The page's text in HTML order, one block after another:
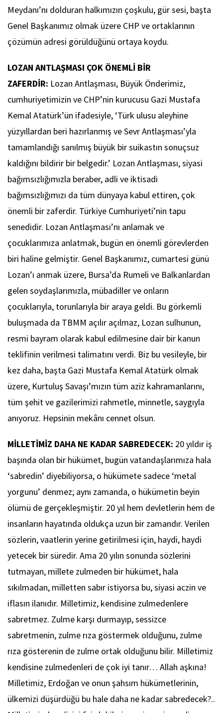
Meydanı’nı dolduran halkımızın çoşkulu, gür sesi, başta
Genel Başkanımız olmak üzere CHP ve ortaklarının
çözümün adresi görüldüğünü ortaya koydu.
LOZAN ANTLAŞMASI ÇOK ÖNEMLİ BİR
ZAFERDİR: Lozan Antlaşması, Büyük Önderimiz,
cumhuriyetimizin ve CHP’nin kurucusu Gazi Mustafa
Kemal Atatürk’ün ifadesiyle, ‘Türk ulusu aleyhine
yüzyıllardan beri hazırlanmış ve Sevr Antlaşması’yla
tamamlandığı sanılmış büyük bir suikastın sonuçsuz
kaldığını bildirir bir belgedir.’ Lozan Antlaşması, siyasi
bağımsızlığımızla beraber, adli ve iktisadi
bağımsızlığımızı da tüm dünyaya kabul ettiren, çok
önemli bir zaferdir. Türkiye Cumhuriyeti’nin tapu
senedidir. Lozan Antlaşması’nı anlamak ve
çocuklarımıza anlatmak, bugün en önemli görevlerden
biri haline gelmiştir. Genel Başkanımız, cumartesi günü
Lozan’ı anmak üzere, Bursa’da Rumeli ve Balkanlardan
gelen soydaşlarımızla, mübadiller ve onların
çocuklarıyla, torunlarıyla bir araya geldi. Bu görkemli
buluşmada da TBMM açılır açılmaz, Lozan sulhunun,
resmi bayram olarak kabul edilmesine dair bir kanun
teklifinin verilmesi talimatını verdi. Biz bu vesileyle, bir
kez daha, başta Gazi Mustafa Kemal Atatürk olmak
üzere, Kurtuluş Savaşı’mızın tüm aziz kahramanlarını,
tüm şehit ve gazilerimizi rahmetle, minnetle, saygıyla
anıyoruz. Hepsinin mekânı cennet olsun.
MİLLETİMİZ DAHA NE KADAR SABREDECEK: 20 yıldır iş
başında olan bir hükümet, bugün vatandaşlarımıza hala
‘sabredin’ diyebiliyorsa, o hükümete sadece ‘metal
yorgunu’ denmez; aynı zamanda, o hükümetin beyin
ölümü de gerçekleşmiştir. 20 yıl hem devletlerin hem de
insanların hayatında oldukça uzun bir zamandır. Verilen
sözlerin, vaatlerin yerine getirilmesi için, haydi, haydi
yetecek bir süredir. Ama 20 yılın sonunda sözlerini
tutmayan, millete zulmeden bir hükümet, hala
sıkılmadan, milletten sabır istiyorsa bu, siyasi aczin ve
iflasın ilanıdır. Milletimiz, kendisine zulmedenlere
sabretmez. Zulme karşı durmayıp, sessizce
sabretmenin, zulme rıza göstermek olduğunu, zulme
rıza gösterenin de zulme ortak olduğunu bilir. Milletimiz
kendisine zulmedenleri de çok iyi tanır… Allah aşkına!
Milletimiz, Erdoğan ve onun şahsım hükümetlerinin,
ülkemizi düşürdüğü bu hale daha ne kadar sabredecek?..